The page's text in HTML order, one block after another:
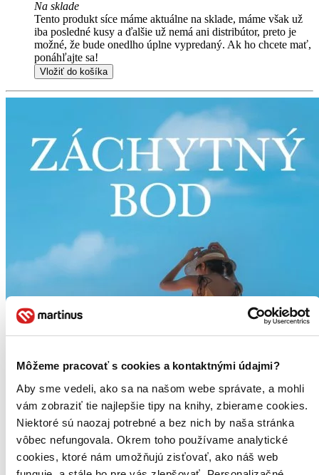
Môžeme pracovať s cookies a kontaktnými údajmi?
Aby sme vedeli, ako sa na našom webe správate, a mohli
vám zobraziť tie najlepšie tipy na knihy, zbierame cookies.
Niektoré sú naozaj potrebné a bez nich by naša stránka
vôbec nefungovala. Okrem toho používame analytické
cookies, ktoré nám umožňujú zisťovať, ako náš web
Na sklade
Tento produkt síce máme aktuálne na sklade, máme však už
iba posledné kusy a ďalšie už nemá ani distribútor, preto je
možné, že bude onedlho úplne vypredaný. Ak ho chcete mať,
ponáhľajte sa!
Vložiť do košíka